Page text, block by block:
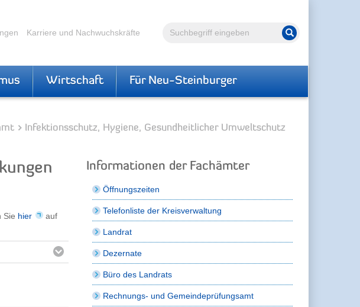
Volltextsuche Suche starten
Karriere und Nachwuchskräfte
Wirtschaft Für Neu-Steinburger
Infektionsschutz, Hygiene, Gesundheitlicher Umweltschutz
Sie hier
auf
Informationen der Fachämter
Öffnungszeiten
Telefonliste der Kreisverwaltung
Landrat
Dezernate
Büro des Landrats
Rechnungs- und Gemeindeprüfungsamt